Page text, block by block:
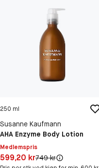
250 ml
Susanne Kaufmann
AHA Enzyme Body Lotion
Medlemspris
Pris: 599,20 kr
599,20 krOriginal pris:
749 kr